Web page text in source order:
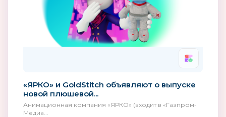
«ЯРКО» и GoldStitch объявляют о выпуске
новой плюшевой...
Анимационная компания «ЯРКО» (входит в «Газпром-
Медиа...